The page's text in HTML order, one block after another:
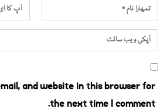
and website in this browser for
the next time I comment.